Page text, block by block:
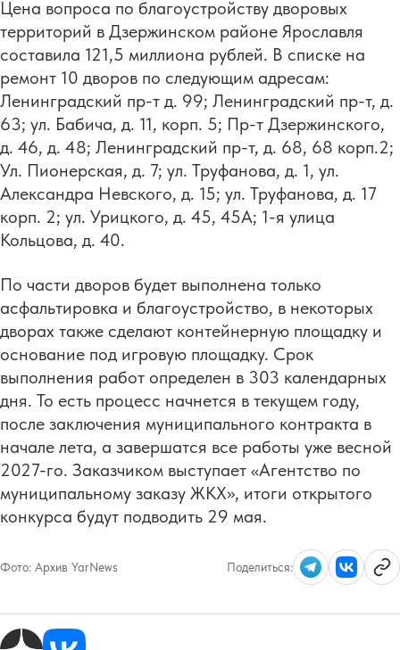
Цена вопроса по благоустройству дворовых
территорий в Дзержинском районе Ярославля
составила 121,5 миллиона рублей. В списке на
ремонт 10 дворов по следующим адресам:
Ленинградский пр-т д. 99; Ленинградский пр-т, д.
63; ул. Бабича, д. 11, корп. 5; Пр-т Дзержинского,
д. 46, д. 48; Ленинградский пр-т, д. 68, 68 корп.2;
Ул. Пионерская, д. 7; ул. Труфанова, д. 1, ул.
Александра Невского, д. 15; ул. Труфанова, д. 17
корп. 2; ул. Урицкого, д. 45, 45А; 1-я улица
Кольцова, д. 40.
По части дворов будет выполнена только
асфальтировка и благоустройство, в некоторых
дворах также сделают контейнерную площадку и
основание под игровую площадку. Срок
выполнения работ определен в 303 календарных
дня. То есть процесс начнется в текущем году,
после заключения муниципального контракта в
начале лета, а завершатся все работы уже весной
2027-го. Заказчиком выступает «Агентство по
муниципальному заказу ЖКХ», итоги открытого
конкурса будут подводить 29 мая.
Фото: Архив YarNews Поделиться: